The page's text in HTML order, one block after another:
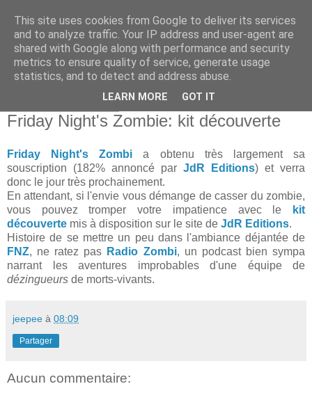
Friday Night's Zombie: kit découverte
Friday Night's Zombi a obtenu très largement sa
souscription (182% annoncé par JdR Editions) et verra
donc le jour très prochainement.
En attendant, si l'envie vous démange de casser du zombie,
vous pouvez tromper votre impatience avec le
kit
découverte mis à disposition sur le site de JdR Editions.
Histoire de se mettre un peu dans l'ambiance déjantée de
FNZ, ne ratez pas Radio Zombi, un podcast bien sympa
narrant les aventures improbables d'une équipe de
dézingueurs de morts-vivants.
jeepee à 08:09
Partager
Aucun commentaire:
This site uses cookies from Google to deliver its services
and to analyze traffic. Your IP address and user-agent are
shared with Google along with performance and security
metrics to ensure quality of service, generate usage
statistics, and to detect and address abuse.
LEARN MORE GOT IT